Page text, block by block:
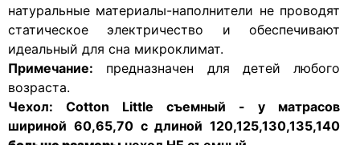
натуральные материалы-наполнители не проводят
статическое электричество и обеспечивают
идеальный для сна микроклимат.
Примечание: предназначен для детей любого
возраста.
Чехол: Cotton Little съемный - у матрасов
шириной 60,65,70 с длиной 120,125,130,135,140